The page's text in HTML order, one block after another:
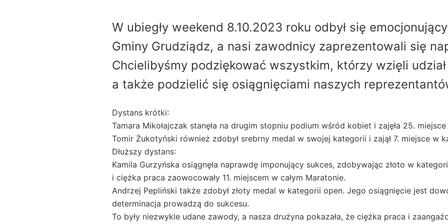
W ubiegły weekend 8.10.2023 roku odbył się
Gminy Grudziądz, a nasi zawodnicy zaprezentowali się
Chcielibyśmy podziękować wszystkim, którzy wzięli
a także podzielić się osiągnięciami naszych
Dystans krótki:
Tamara Mikołajczak stanęła na drugim stopniu podium wśród kobiet i zajęła 25.
Tomir Żukotyński również zdobył srebrny medal w swojej kategorii i zajął 7. miejsce w
Dłuższy dystans:
Kamila Gurzyńska osiągnęła naprawdę imponujący sukces, zdobywając złoto w
i ciężka praca zaowocowały 11. miejscem w całym Maratonie.
Andrzej Pepliński także zdobył złoty medal w kategorii open. Jego osiągnięcie jest
determinacja prowadzą do sukcesu.
To były niezwykle udane zawody, a nasza drużyna pokazała, że ciężka praca i